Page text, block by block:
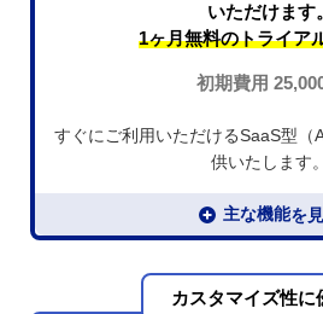
いただけます。
1ヶ月無料のトライア
初期費用
すぐにご利用いただけるSaaS型（
供いたします。
主な機能
カスタマイズ性に